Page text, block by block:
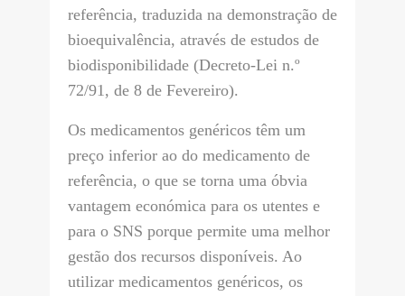
referência, traduzida na demonstração de
bioequivalência, através de estudos de
biodisponibilidade (Decreto-Lei n.º
72/91, de 8 de Fevereiro).
Os medicamentos genéricos têm um
preço inferior ao do medicamento de
referência, o que se torna uma óbvia
vantagem económica para os utentes e
para o SNS porque permite uma melhor
gestão dos recursos disponíveis. Ao
utilizar medicamentos genéricos, os